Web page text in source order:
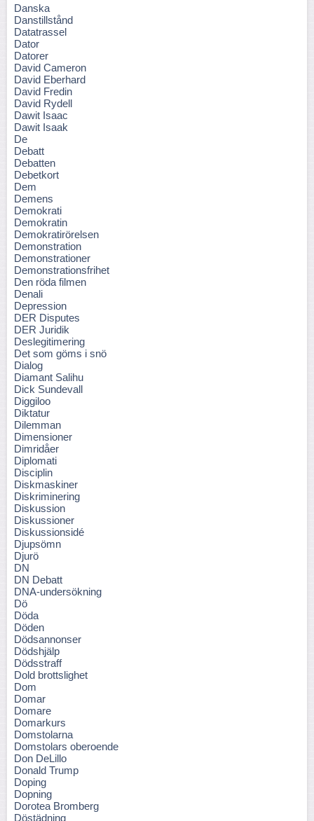
Danska
Danstillstånd
Datatrassel
Dator
Datorer
David Cameron
David Eberhard
David Fredin
David Rydell
Dawit Isaac
Dawit Isaak
De
Debatt
Debatten
Debetkort
Dem
Demens
Demokrati
Demokratin
Demokratirörelsen
Demonstration
Demonstrationer
Demonstrationsfrihet
Den röda filmen
Denali
Depression
DER Disputes
DER Juridik
Deslegitimering
Det som göms i snö
Dialog
Diamant Salihu
Dick Sundevall
Diggiloo
Diktatur
Dilemman
Dimensioner
Dimridåer
Diplomati
Disciplin
Diskmaskiner
Diskriminering
Diskussion
Diskussioner
Diskussionsidé
Djupsömn
Djurö
DN
DN Debatt
DNA-undersökning
Dö
Döda
Döden
Dödsannonser
Dödshjälp
Dödsstraff
Dold brottslighet
Dom
Domar
Domare
Domarkurs
Domstolarna
Domstolars oberoende
Don DeLillo
Donald Trump
Doping
Dopning
Dorotea Bromberg
Döstädning